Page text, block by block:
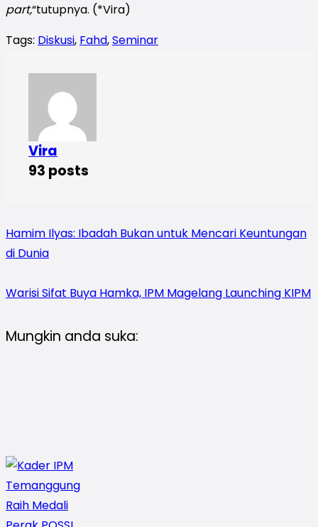
part,“tutupnya. (*Vira)
Tags: Diskusi, Fahd,Seminar
Vira
93 posts
Hamim Ilyas: Ibadah Bukan untuk Mencari Keuntungan
di Dunia
Warisi Sifat Buya Hamka, IPM Magelang Launching KIPM
Mungkin anda suka: